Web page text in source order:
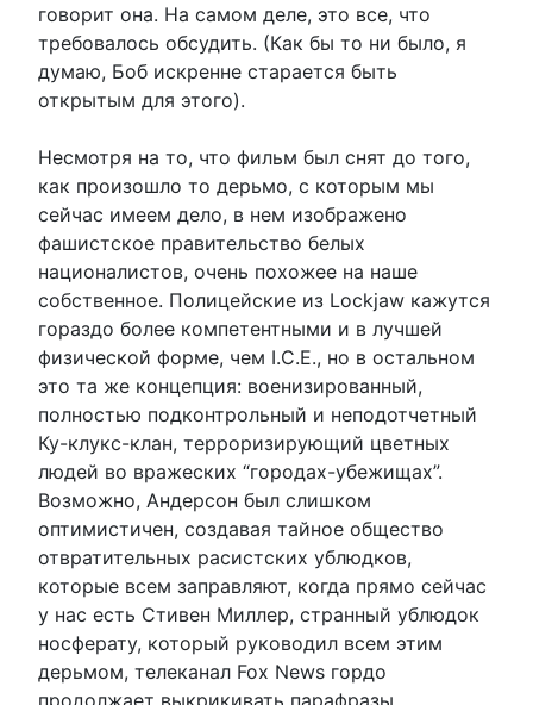
говорит она. На самом деле, это все, что
требовалось обсудить. (Как бы то ни было, я
думаю, Боб искренне старается быть
открытым для этого).
Несмотря на то, что фильм был снят до того,
как произошло то дерьмо, с которым мы
сейчас имеем дело, в нем изображено
фашистское правительство белых
националистов, очень похожее на наше
собственное. Полицейские из Lockjaw кажутся
гораздо более компетентными и в лучшей
физической форме, чем I.C.E., но в остальном
это та же концепция: военизированный,
полностью подконтрольный и неподотчетный
Ку-клукс-клан, терроризирующий цветных
людей во вражеских “городах-убежищах”.
Возможно, Андерсон был слишком
оптимистичен, создавая тайное общество
отвратительных расистских ублюдков,
которые всем заправляют, когда прямо сейчас
у нас есть Стивен Миллер, странный ублюдок
носферату, который руководил всем этим
дерьмом, телеканал Fox News гордо
продолжает выкрикивать парафразы